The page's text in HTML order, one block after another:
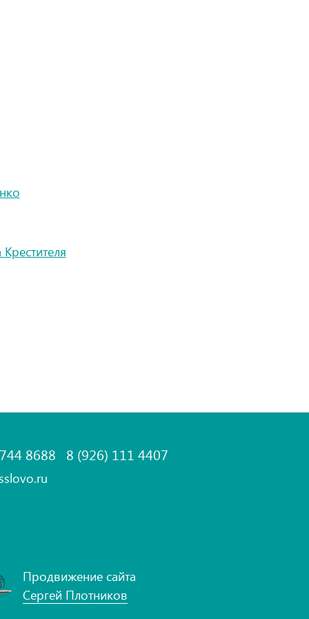
8688 8 (926) 111 4407
Продвижение сайта
Сергей Плотников